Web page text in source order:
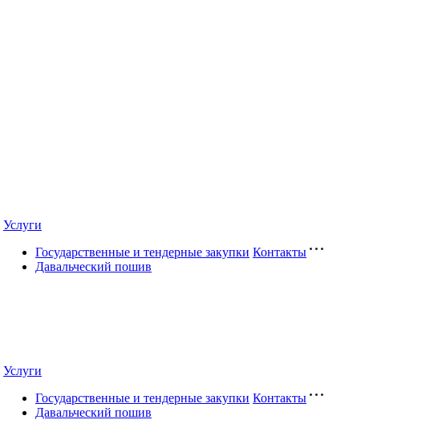
Услуги
Государственные и тендерные закупки
Давальческий пошив
Контакты
Услуги
Государственные и тендерные закупки
Давальческий пошив
Контакты